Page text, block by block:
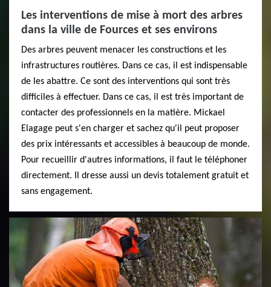
Les interventions de mise à mort des arbres
dans la ville de Fources et ses environs
Des arbres peuvent menacer les constructions et les
infrastructures routières. Dans ce cas, il est indispensable
de les abattre. Ce sont des interventions qui sont très
difficiles à effectuer. Dans ce cas, il est très important de
contacter des professionnels en la matière. Mickael
Elagage peut s'en charger et sachez qu'il peut proposer
des prix intéressants et accessibles à beaucoup de monde.
Pour recueillir d'autres informations, il faut le téléphoner
directement. Il dresse aussi un devis totalement gratuit et
sans engagement.